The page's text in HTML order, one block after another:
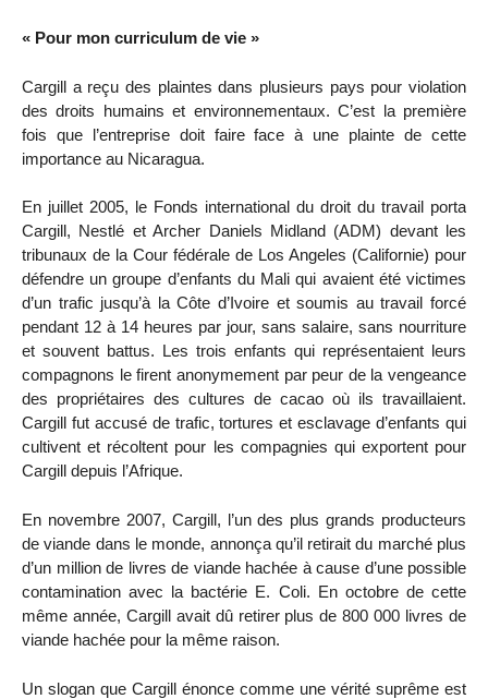
« Pour mon curriculum de vie »
Cargill a reçu des plaintes dans plusieurs pays pour violation
des droits humains et environnementaux. C’est la première
fois que l’entreprise doit faire face à une plainte de cette
importance au Nicaragua.
En juillet 2005, le Fonds international du droit du travail porta
Cargill, Nestlé et Archer Daniels Midland (ADM) devant les
tribunaux de la Cour fédérale de Los Angeles (Californie) pour
défendre un groupe d’enfants du Mali qui avaient été victimes
d’un trafic jusqu’à la Côte d’Ivoire et soumis au travail forcé
pendant 12 à 14 heures par jour, sans salaire, sans nourriture
et souvent battus. Les trois enfants qui représentaient leurs
compagnons le firent anonymement par peur de la vengeance
des propriétaires des cultures de cacao où ils travaillaient.
Cargill fut accusé de trafic, tortures et esclavage d’enfants qui
cultivent et récoltent pour les compagnies qui exportent pour
Cargill depuis l’Afrique.
En novembre 2007, Cargill, l’un des plus grands producteurs
de viande dans le monde, annonça qu’il retirait du marché plus
d’un million de livres de viande hachée à cause d’une possible
contamination avec la bactérie E. Coli. En octobre de cette
même année, Cargill avait dû retirer plus de 800 000 livres de
viande hachée pour la même raison.
Un slogan que Cargill énonce comme une vérité suprême est